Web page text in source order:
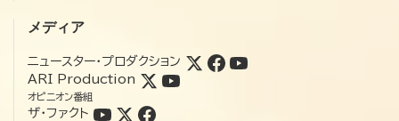
メディア
ニュースター・プロダクション
ARI Production
オピニオン番組
ザ・ファクト